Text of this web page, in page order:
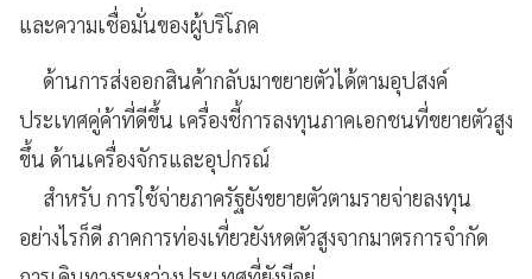
และความเชื่อมั่นของผู้บริโภค
ด้านการส่งออกสินค้ากลับมาขยายตัวได้ตามอุปสงค์
ประเทศคู่ค้าที่ดีขึ้น เครื่องชี้การลงทุนภาคเอกชนที่ขยายตัวสูง
ขึ้น ด้านเครื่องจักรและอุปกรณ์
สำหรับ การใช้จ่ายภาครัฐยังขยายตัวตามรายจ่ายลงทุน
อย่างไรก็ดี ภาคการท่องเที่ยวยังหดตัวสูงจากมาตรการจำกัด